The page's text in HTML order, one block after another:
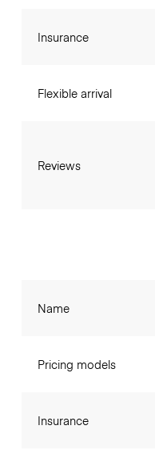
Insurance
Flexible arrival
Reviews
Name
Pricing models
Insurance